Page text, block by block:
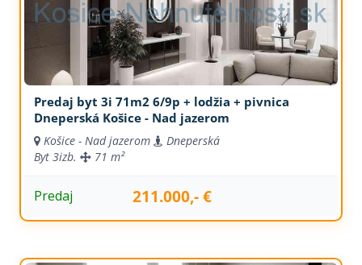
Predaj byt 3i 71m2 6/9p + lodžia + pivnica
Dneperská Košice - Nad jazerom
Košice - Nad jazerom
Dneperská
Byt 3izb. 71 m²
Predaj 211.000,- €